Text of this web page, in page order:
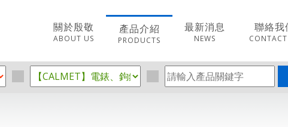
關於殷敬
ABOUT US
產品介紹
PRODUCTS
最新消息
NEWS
聯絡我